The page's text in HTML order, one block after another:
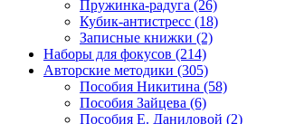
Пружинка-радуга (26)
Кубик-антистресс (18)
Записные книжки (2)
Наборы для фокусов (214)
Авторские методики (305)
Пособия Никитина (58)
Пособия Зайцева (6)
Пособия Е. Даниловой (2)